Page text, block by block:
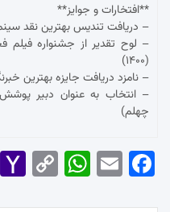
**افتخارات و جوایز**
– دریافت تندیس بهترین نقد
– لوح تقدیر از جشنواره
(۱۴۰۰)
– نامزد دریافت جایزه بهترین
– انتخاب به عنوان دبیر
چهلم)
Fac
Em
Wh
Co